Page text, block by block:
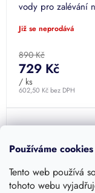
Používáme cookies
Tento web používá
tohoto webu
vody pro zalévání
Již se neprodává
890 Kč
602,50 Kč bez DPH
729 Kč
/ ks